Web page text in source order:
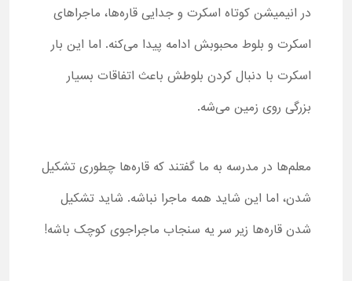
در انیمیشن کوتاه اسکرت و جدایی قاره‌ها، ماجراهای
اسکرت و بلوط محبوبش ادامه پیدا می‌کنه. اما این بار
اسکرت با دنبال کردن بلوطش باعث اتفاقات بسیار
بزرگی روی زمین می‌شه.
معلم‌ها در مدرسه به ما گفتند که قاره‌ها چطوری تشکیل
شدن، اما این شاید همه ماجرا نباشه. شاید تشکیل
شدن قاره‌ها زیر سر یه سنجاب ماجراجوی کوچک باشه!